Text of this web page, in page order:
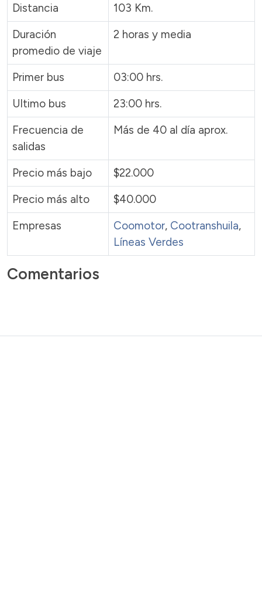
Distancia
103 Km.
Duración
promedio de viaje
2 horas y media
Primer bus
03:00 hrs.
Ultimo bus
23:00 hrs.
Frecuencia de
salidas
Más de 40 al día aprox.
Precio más bajo
$22.000
Precio más alto
$40.000
Empresas
Coomotor, Cootranshuila,
Líneas Verdes
Comentarios